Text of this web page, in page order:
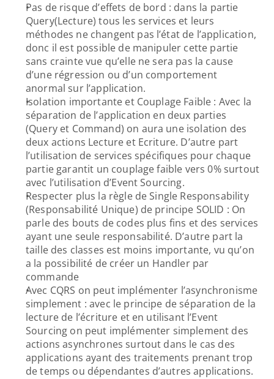
Pas de risque d’effets de bord : dans la partie
Query(Lecture) tous les services et leurs
méthodes ne changent pas l’état de l’application,
donc il est possible de manipuler cette partie
sans crainte vue qu’elle ne sera pas la cause
d’une régression ou d’un comportement
anormal sur l’application.
Isolation importante et Couplage Faible : Avec la
séparation de l’application en deux parties
(Query et Command) on aura une isolation des
deux actions Lecture et Ecriture. D’autre part
l’utilisation de services spécifiques pour chaque
partie garantit un couplage faible vers 0% surtout
avec l’utilisation d’Event Sourcing.
Respecter plus la règle de Single Responsability
(Responsabilité Unique) de principe SOLID : On
parle des bouts de codes plus fins et des services
ayant une seule responsabilité. D’autre part la
taille des classes est moins importante, vu qu’on
a la possibilité de créer un Handler par
commande
Avec CQRS on peut implémenter l’asynchronisme
simplement : avec le principe de séparation de la
lecture de l’écriture et en utilisant l’Event
Sourcing on peut implémenter simplement des
actions asynchrones surtout dans le cas des
applications ayant des traitements prenant trop
de temps ou dépendantes d’autres applications.